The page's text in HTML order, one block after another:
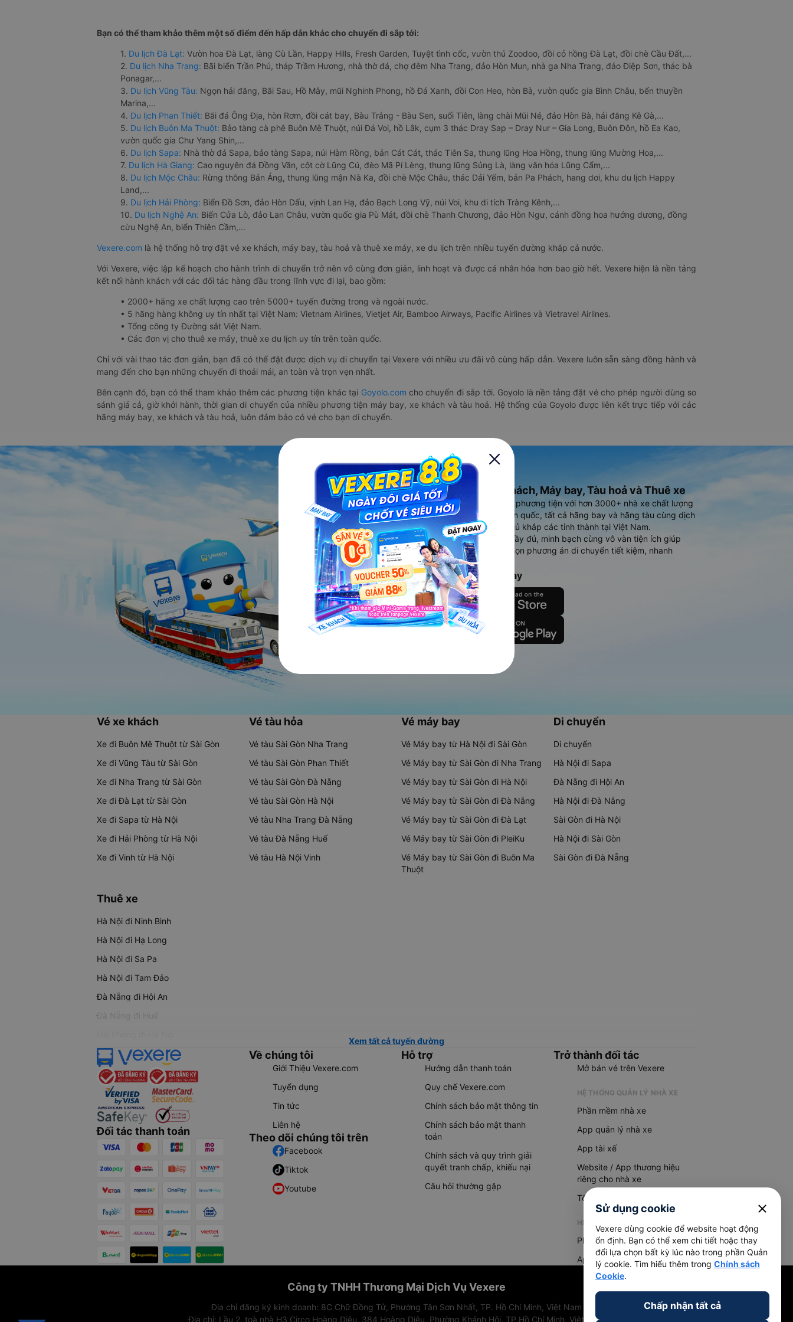
Bạn có thể tham khảo thêm một số điểm đến hấp dẫn khác cho chuyến đi sắp tới:
1. Du lịch Đà Lạt: Vườn hoa Đà Lạt, làng Cù Lần, Happy Hills, Fresh Garden, Tuyệt tình cốc, vườn thú Zoodoo, đồi cỏ hồng Đà Lạt, đồi chè Cầu Đất,...
2. Du lịch Nha Trang: Bãi biển Trần Phú, tháp Trầm Hương, nhà thờ đá, chợ đêm Nha Trang, đảo Hòn Mun, nhà ga Nha Trang, đảo Điệp Sơn, thác bà
Ponagar,...
3. Du lịch Vũng Tàu: Ngọn hải đăng, Bãi Sau, Hồ Mây, mũi Nghinh Phong, hồ Đá Xanh, đồi Con Heo, hòn Bà, vườn quốc gia Bình Châu, bến thuyền
Marina,...
4. Du lịch Phan Thiết: Bãi đá Ông Địa, hòn Rơm, đồi cát bay, Bàu Trắng - Bàu Sen, suối Tiên, làng chài Mũi Né, đảo Hòn Bà, hải đăng Kê Gà,...
5. Du lịch Buôn Ma Thuột: Bảo tàng cà phê Buôn Mê Thuột, núi Đá Voi, hồ Lắk, cụm 3 thác Dray Sap – Dray Nur – Gia Long, Buôn Đôn, hồ Ea Kao,
vườn quốc gia Chư Yang Shin,...
6. Du lịch Sapa: Nhà thờ đá Sapa, bảo tàng Sapa, núi Hàm Rồng, bản Cát Cát, thác Tiên Sa, thung lũng Hoa Hồng, thung lũng Mường Hoa,...
7. Du lịch Hà Giang: Cao nguyên đá Đồng Văn, cột cờ Lũng Cú, đèo Mã Pí Lèng, thung lũng Sủng Là, làng văn hóa Lũng Cẩm,...
8. Du lịch Mộc Châu: Rừng thông Bản Áng, thung lũng mận Nà Ka, đồi chè Mộc Châu, thác Dải Yếm, bản Pa Phách, hang dơi, khu du lịch Happy
Land,...
9. Du lịch Hải Phòng: Biển Đồ Sơn, đảo Hòn Dấu, vịnh Lan Hạ, đảo Bạch Long Vỹ, núi Voi, khu di tích Tràng Kênh,...
10. Du lịch Nghệ An: Biển Cửa Lò, đảo Lan Châu, vườn quốc gia Pù Mát, đồi chè Thanh Chương, đảo Hòn Ngư, cánh đồng hoa hướng dương, đồng
cừu Nghệ An, biển Thiên Cầm,...
Vexere.com là hệ thống hỗ trợ đặt vé xe khách, máy bay, tàu hoả và thuê xe máy, xe du lịch trên nhiều tuyến đường khắp cả nước.
Với Vexere, việc lập kế hoạch cho hành trình di chuyển trở nên vô cùng đơn giản, linh hoạt và được cá nhân hóa hơn bao giờ hết. Vexere hiện là nền tảng
kết nối hành khách với các đối tác hàng đầu trong lĩnh vực đi lại, bao gồm:
• 2000+ hãng xe chất lượng cao trên 5000+ tuyến đường trong và ngoài nước.
• 5 hãng hàng không uy tín nhất tại Việt Nam: Vietnam Airlines, Vietjet Air, Bamboo Airways, Pacific Airlines và Vietravel Airlines.
• Tổng công ty Đường sắt Việt Nam.
• Các đơn vị cho thuê xe máy, thuê xe du lịch uy tín trên toàn quốc.
Chỉ với vài thao tác đơn giản, bạn đã có thể đặt được dịch vụ di chuyển tại Vexere với nhiều ưu đãi vô cùng hấp dẫn. Vexere luôn sẵn sàng đồng hành và
mang đến cho bạn những chuyến đi thoải mái, an toàn và trọn vẹn nhất.
Bên cạnh đó, bạn có thể tham khảo thêm các phương tiện khác tại Goyolo.com cho chuyến đi sắp tới. Goyolo là nền tảng đặt vé cho phép người dùng so
sánh giá cả, giờ khởi hành, thời gian di chuyển của nhiều phương tiện máy bay, xe khách và tàu hoả. Hệ thống của Goyolo được liên kết trực tiếp với các
hãng máy bay, xe khách và tàu hoả, luôn đảm bảo có vé cho bạn di chuyển.
Ứng dụng đặt vé Xe khách, Máy bay, Tàu hoả và Thuê xe
Vexere - ứng dụng đặt vé đa phương tiện với hơn 3000+ nhà xe chất lượng
cao, 5000+ tuyến đường toàn quốc, tất cả hãng bay và hãng tàu cùng dịch
vụ thuê xe máy, xe du lịch phủ khắp các tỉnh thành tại Việt Nam.
Ứng dụng hiển thị thông tin đầy đủ, minh bạch cùng vô vàn tiện ích giúp
người dùng so sánh và lựa chọn phương án di chuyển tiết kiệm, nhanh
chóng và phù hợp nhất.
Tải ứng dụng Vexere ngay
Vé xe khách
Xe đi Buôn Mê Thuột từ Sài Gòn
Xe đi Vũng Tàu từ Sài Gòn
Xe đi Nha Trang từ Sài Gòn
Xe đi Đà Lạt từ Sài Gòn
Xe đi Sapa từ Hà Nội
Xe đi Hải Phòng từ Hà Nội
Xe đi Vinh từ Hà Nội
Vé tàu hỏa
Vé tàu Sài Gòn Nha Trang
Vé tàu Sài Gòn Phan Thiết
Vé tàu Sài Gòn Đà Nẵng
Vé tàu Sài Gòn Hà Nội
Vé tàu Nha Trang Đà Nẵng
Vé tàu Đà Nẵng Huế
Vé tàu Hà Nội Vinh
Vé máy bay
Vé Máy bay từ Hà Nội đi Sài Gòn
Vé Máy bay từ Sài Gòn đi Nha Trang
Vé Máy bay từ Sài Gòn đi Hà Nội
Vé Máy bay từ Sài Gòn đi Đà Nẵng
Vé Máy bay từ Sài Gòn đi Đà Lạt
Vé Máy bay từ Sài Gòn đi PleiKu
Vé Máy bay từ Sài Gòn đi Buôn Ma
Thuột
Di chuyển
Di chuyển
Hà Nội đi Sapa
Đà Nẵng đi Hội An
Hà Nội đi Đà Nẵng
Sài Gòn đi Hà Nội
Hà Nội đi Sài Gòn
Sài Gòn đi Đà Nẵng
Thuê xe
Hà Nội đi Ninh Bình
Hà Nội đi Hạ Long
Hà Nội đi Sa Pa
Hà Nội đi Tam Đảo
Đà Nẵng đi Hội An
Đà Nẵng đi Huế
Xem tất cả tuyến đường
Đối tác thanh toán
Về chúng tôi
Giới Thiệu Vexere.com
Tuyển dụng
Tin tức
Liên hệ
Theo dõi chúng tôi trên
Facebook
Tiktok
Youtube
Hỗ trợ
Hướng dẫn thanh toán
Quy chế Vexere.com
Chính sách bảo mật thông tin
Chính sách bảo mật thanh
toán
Chính sách và quy trình giải
quyết tranh chấp, khiếu nại
Câu hỏi thường gặp
Trở thành đối tác
Mở bán vé trên Vexere
HỆ THỐNG QUẢN LÝ NHÀ XE
Phần mềm nhà xe
App quản lý nhà xe
App tài xế
Website / App thương hiệu
riêng cho nhà xe
Tổng đài AI
HỆ THỐNG QUẢN LÝ HÀNG HOÁ
Phần mềm quản lý hàng hoá
App quản lý hàng hoá
Công ty TNHH Thương Mại Dịch Vụ Vexere
Địa chỉ đăng ký kinh doanh: 8C Chữ Đồng Tử, Phường Tân Sơn Nhất, TP. Hồ Chí Minh, Việt Nam
Địa chỉ: Lầu 2, toà nhà H3 Circo Hoàng Diệu, 384 Hoàng Diệu, Phường Khánh Hội, TP Hồ Chí Minh, Việt Nam
Sử dụng cookie close
Vexere dùng cookie để website hoạt động
ổn định. Bạn có thể xem chi tiết hoặc thay
đổi lựa chọn bất kỳ lúc nào trong phần Quản
lý cookie. Tìm hiểu thêm trong Chính sách
Cookie.
Chấp nhận tất cả